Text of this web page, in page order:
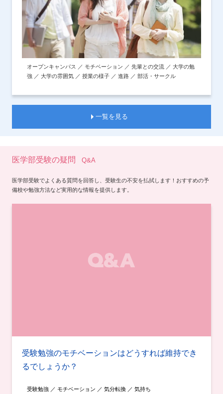
オープンキャンパス ／ モチベーション ／ 先輩との交流 ／ 大学の勉
強 ／ 大学の雰囲気 ／ 授業の様子 ／ 進路 ／ 部活・サークル
一覧を見る
医学部受験の疑問 Q&A
医学部受験でよくある質問を回答し、受験生の不安を払拭します！おすすめの予
備校や勉強方法など実用的な情報を提供します。
受験勉強のモチベーションはどうすれば維持でき
るでしょうか？
受験勉強 ／ モチベーション ／ 気分転換 ／ 気持ち